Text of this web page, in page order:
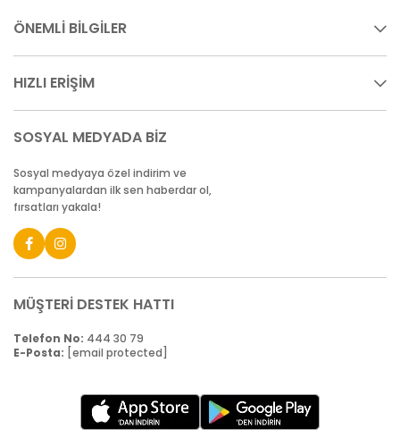
ÖNEMLİ BİLGİLER
HIZLI ERİŞİM
SOSYAL MEDYADA BİZ
Sosyal medyaya özel indirim ve
kampanyalardan ilk sen haberdar ol,
fırsatları yakala!
MÜŞTERİ DESTEK HATTI
Telefon No: 444 30 79
E-Posta: [email protected]